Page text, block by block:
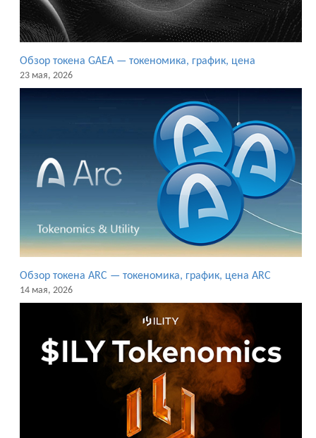
Обзор токена GAEA — токеномика, график, цена
23 мая, 2026
Обзор токена ARC — токеномика, график, цена ARC
14 мая, 2026